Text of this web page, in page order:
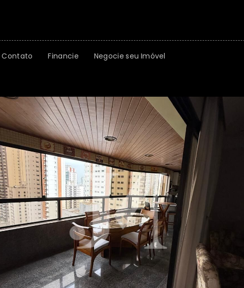
Contato Financie Negocie seu Imóvel